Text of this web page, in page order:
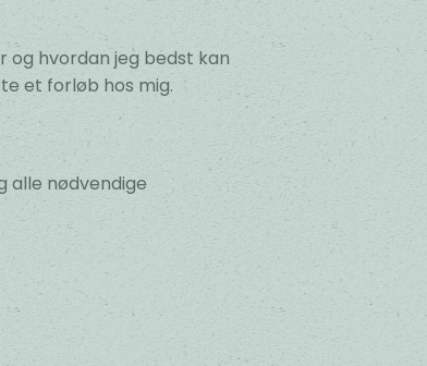
og hvordan jeg bedst kan
et forløb hos mig.
alle nødvendige